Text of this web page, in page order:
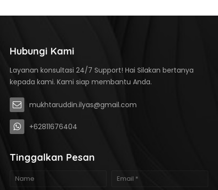
Hubungi Kami
Layanan konsultasi 24/7 Support! Hai Silakan bertanya
kepada kami. Kami siap membantu Anda.
mukhtaruddin.ilyas@gmail.com
+62811676404
Tinggalkan Pesan